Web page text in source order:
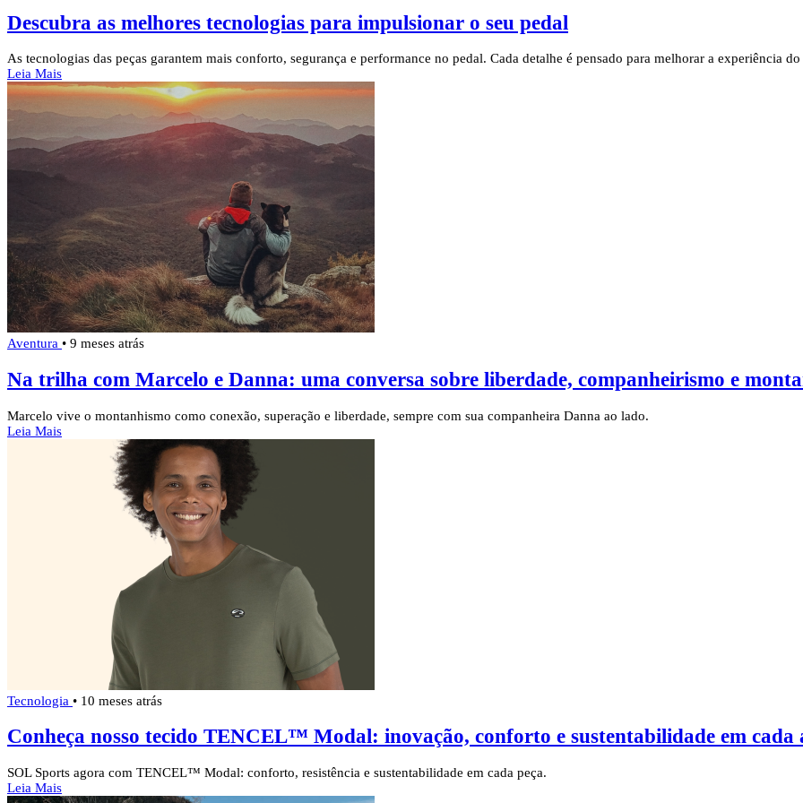
Descubra as melhores tecnologias para impulsionar o seu pedal
As tecnologias das peças garantem mais conforto, segurança e performance no pedal. Cada detalhe é pensado para melhorar a experiência
Leia Mais
Aventura • 9 meses atrás
Na trilha com Marcelo e Danna: uma conversa sobre liberdade, companheirismo e
Marcelo vive o montanhismo como conexão, superação e liberdade, sempre com sua companheira Danna ao lado.
Leia Mais
Tecnologia • 10 meses atrás
Conheça nosso tecido TENCEL™ Modal: inovação, conforto e sustentabilidade em cada
SOL Sports agora com TENCEL™ Modal: conforto, resistência e sustentabilidade em cada peça.
Leia Mais